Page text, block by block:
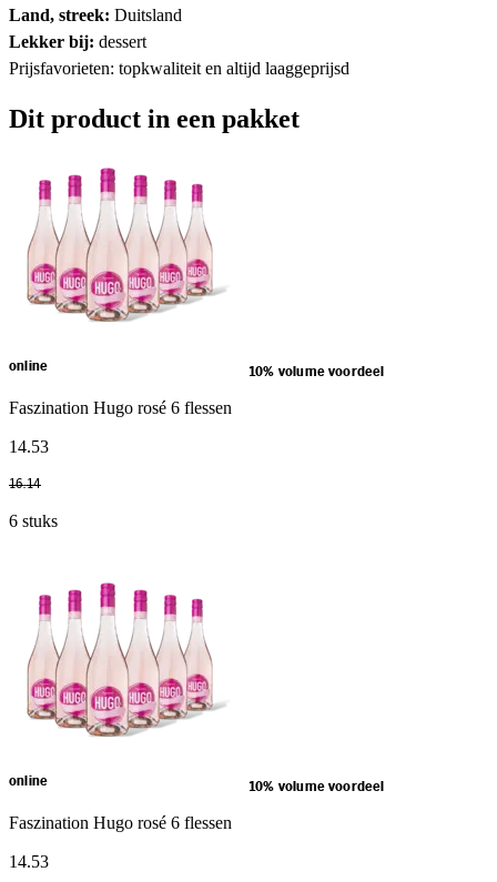
Land, streek: Duitsland
Lekker bij: dessert
Prijsfavorieten: topkwaliteit en altijd laaggeprijsd
Dit product in een pakket
online 10% volume voordeel
Faszination Hugo rosé 6 flessen
14.53
16.14
6 stuks
online 10% volume voordeel
Faszination Hugo rosé 6 flessen
14.53